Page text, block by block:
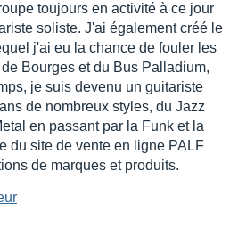
toujours en activité à ce jour
soliste. J'ai également créé le
j'ai eu la chance de fouler les
Bourges et du Bus Palladium,
je suis devenu un guitariste
de nombreux styles, du Jazz
en passant par la Funk et la
du site de vente en ligne PALF
de marques et produits.